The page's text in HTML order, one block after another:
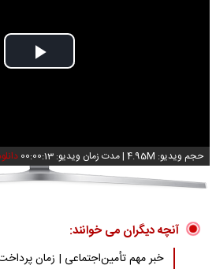
Play
حجم ویدیو: 4.95M |مدت زمان ویدیو: 00:00:13
آنچه دیگران می خوانند:
خبر مهم تأمین‌اجتماعی | زمان